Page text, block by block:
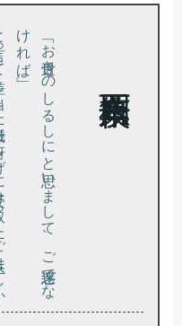
「お近付
き
の
し
る
し
に
と思
い
ま
し
て
、
ご迷惑
で
な
け れ
ば」